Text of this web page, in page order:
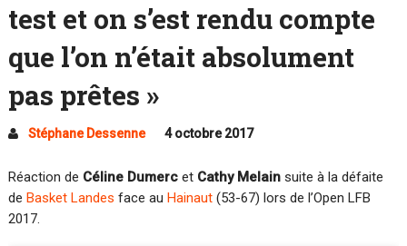
test et on s’est rendu compte
que l’on n’était absolument
pas prêtes »
Stéphane Dessenne 4 octobre 2017
Réaction de Céline Dumercet Cathy Melainsuite à la défaite
de Basket Landes face au Hainaut(53-67) lors de l’Open LFB
2017.